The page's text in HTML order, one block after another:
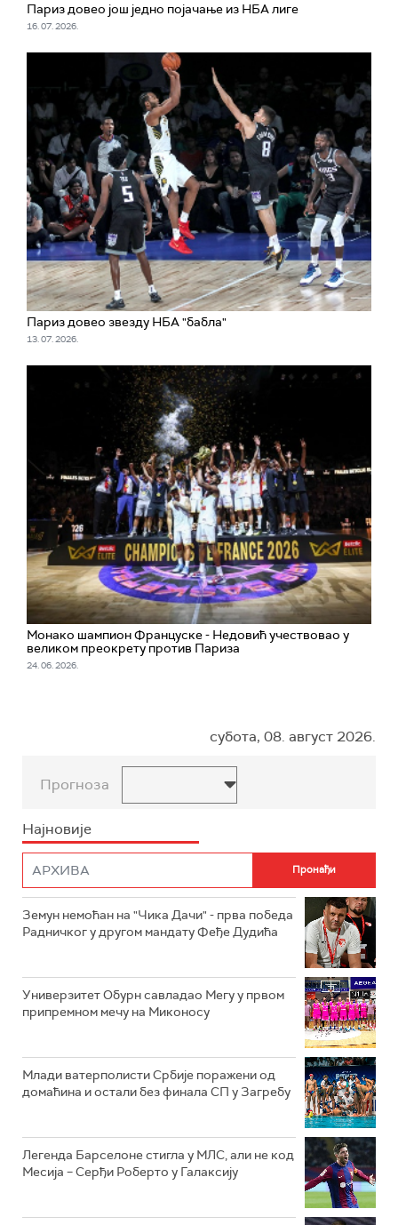
Париз довео још једно појачање из НБА лиге
16. 07. 2026.
Париз довео звезду НБА "бабла"
13. 07. 2026.
Монако шампион Француске - Недовић учествовао у
великом преокрету против Париза
24. 06. 2026.
субота, 08. август 2026.
Прогноза
Најновије
Земун немоћан на "Чика Дачи" - прва победа
Радничког у другом мандату Феђе Дудића
Универзитет Обурн савладао Мегу у првом
припремном мечу на Миконосу
Млади ватерполисти Србије поражени од
домаћина и остали без финала СП у Загребу
Легенда Барселоне стигла у МЛС, али не код
Месија – Серђи Роберто у Галаксију